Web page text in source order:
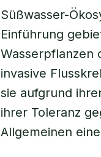
Süßwasser-
Einführung
Wasserpflanzen
invasive
sie aufgrund
ihrer Toleranz
Allgemeinen